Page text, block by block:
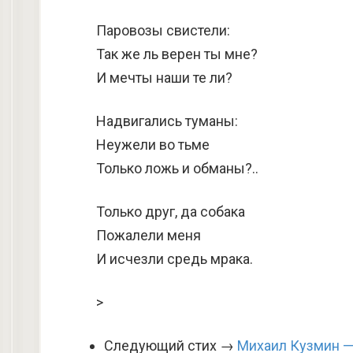
Паровозы свистели:
Так же ль верен ты мне?
И мечты наши те ли?
Надвигались туманы:
Неужели во тьме
Только ложь и обманы?..
Только друг, да собака
Пожалели меня
И исчезли средь мрака.
>
Следующий стих → Михаил Кузмин